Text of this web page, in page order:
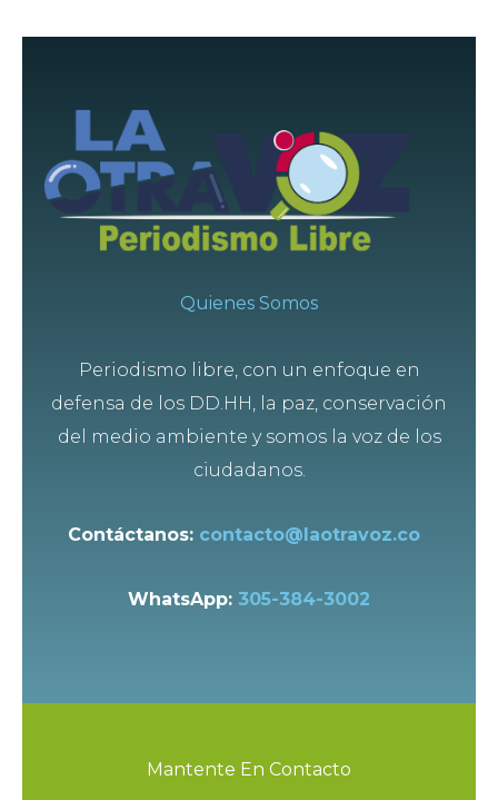
Quienes Somos
Periodismo libre, con un enfoque en
defensa de los DD.HH, la paz, conservación
del medio ambiente y somos la voz de los
ciudadanos.
Contáctanos: contacto@laotravoz.co
WhatsApp: 305-384-3002
Mantente En Contacto